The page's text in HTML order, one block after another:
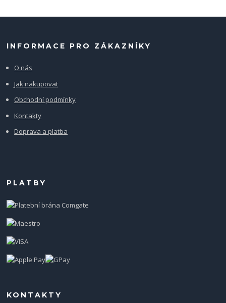
INFORMACE PRO ZÁKAZNÍKY
O nás
Jak nakupovat
Obchodní podmínky
Kontakty
Doprava a platba
PLATBY
KONTAKTY